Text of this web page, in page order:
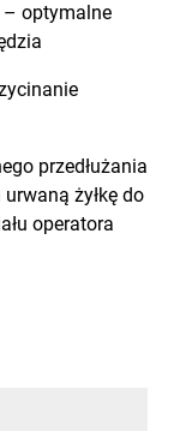
– optymalne
przedłużania
żyłkę do
operatora